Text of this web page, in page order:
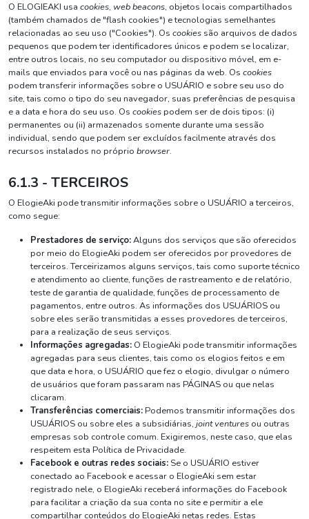
O ELOGIEAKI usa cookies, web beacons, objetos locais compartilhados
(também chamados de "flash cookies") e tecnologias semelhantes
relacionadas ao seu uso ("Cookies"). Os cookies são arquivos de dados
pequenos que podem ter identificadores únicos e podem se localizar,
entre outros locais, no seu computador ou dispositivo móvel, em e-
mails que enviados para você ou nas páginas da web. Os cookies
podem transferir informações sobre o USUÁRIO e sobre seu uso do
site, tais como o tipo do seu navegador, suas preferências de pesquisa
e a data e hora do seu uso. Os cookiespodem ser de dois tipos: (i)
permanentes ou (ii) armazenados somente durante uma sessão
individual, sendo que podem ser excluídos facilmente através dos
recursos instalados no próprio browser.
6.1.3 - TERCEIROS
O ElogieAki pode transmitir informações sobre o USUÁRIO a terceiros,
como segue:
Prestadores de serviço:Alguns dos serviços que são oferecidos
por meio do ElogieAki podem ser oferecidos por provedores de
terceiros. Terceirizamos alguns serviços, tais como suporte técnico
e atendimento ao cliente, funções de rastreamento e de relatório,
teste de garantia de qualidade, funções de processamento de
pagamentos, entre outros. As informações dos USUÁRIOS ou
sobre eles serão transmitidas a esses provedores de terceiros,
para a realização de seus serviços.
Informações agregadas: O ElogieAki pode transmitir informações
agregadas para seus clientes, tais como os elogios feitos e em
que data e hora, o USUÁRIO que fez o elogio, divulgar o número
de usuários que foram passaram nas PÁGINAS ou que nelas
clicaram.
Transferências comerciais:Podemos transmitir informações dos
USUÁRIOS ou sobre eles a subsidiárias, joint ventures ou outras
empresas sob controle comum. Exigiremos, neste caso, que elas
respeitem esta Política de Privacidade.
Facebook e outras redes sociais: Se o USUÁRIO estiver
conectado ao Facebook e acessar o ElogieAki sem estar
registrado nele, o ElogieAki receberá informações do Facebook
para facilitar a criação da sua conta no site e permitir a ele
compartilhar conteúdos do ElogieAki netas redes. Estas